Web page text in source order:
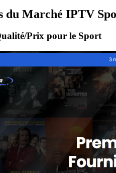
du Marché IPTV
Prix pour le Sport